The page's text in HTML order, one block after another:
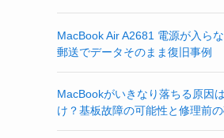
MacBook Air A2681 電源が入ら
郵送でデータそのまま復旧事例
MacBookがいきなり落ちる原因
け？基板故障の可能性と修理前